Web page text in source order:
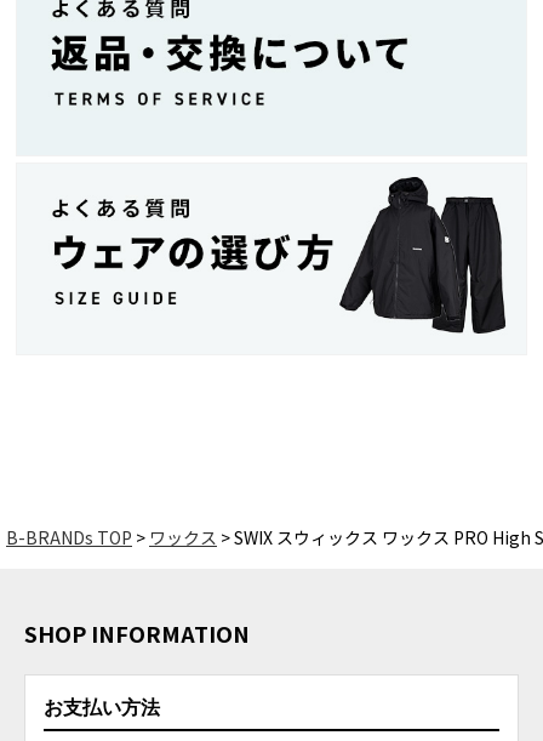
B-BRANDs TOP ワックス SWIX スウィックス ワックス PRO High
SHOP INFORMATION
お支払い方法